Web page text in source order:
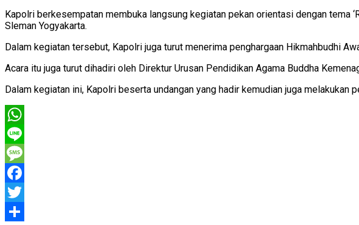
Kapolri berkesempatan membuka langsung kegiatan pekan orientasi dengan tema
Sleman Yogyakarta.
Dalam kegiatan tersebut, Kapolri juga turut menerima penghargaan Hikmahbudhi
Acara itu juga turut dihadiri oleh Direktur Urusan Pendidikan Agama Buddha
Dalam kegiatan ini, Kapolri beserta undangan yang hadir kemudian juga
WhatsApp
Line
Message
Facebook
Twitter